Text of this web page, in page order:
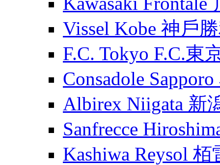
Vissel Kobe 神戶
F.C. Tokyo F.C.東
Consadole
Albirex Niigata 新
Sanfrecce
Kashiwa Reysol